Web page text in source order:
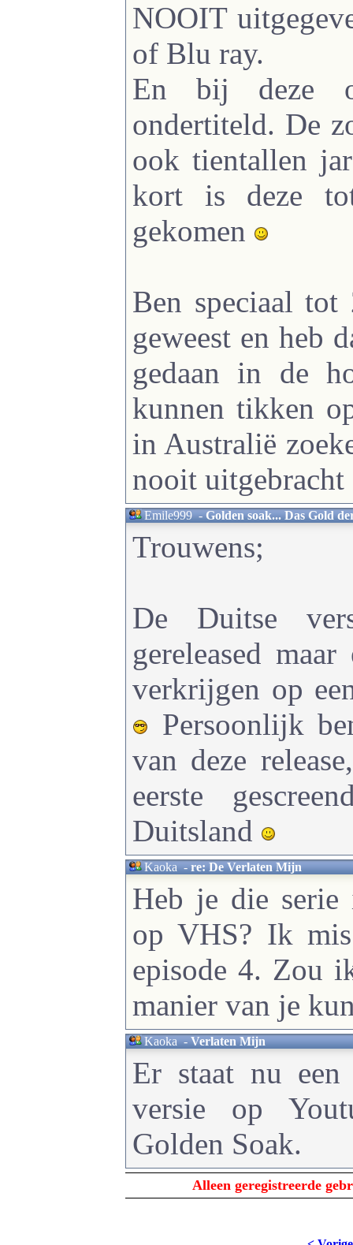
NOOIT
of Blu ray.
En bij deze
ondertiteld. De
ook tientallen
kort is deze
gekomen
Ben speciaal
geweest en heb
gedaan in de
kunnen tikken
in Australië
nooit
Emile999-Golden soak... Das Gold
Trouwens;
De Duitse
gereleased
verkrijgen op
Persoonlijk
van deze
eerste
Duitsland
Kaoka-re: De Verlaten Mijn
Heb je die serie
op VHS? Ik
episode 4. Zou
manier van je
Kaoka-Verlaten Mijn
Er staat nu een
versie op
Golden Soak.
Alleen geregistreerde